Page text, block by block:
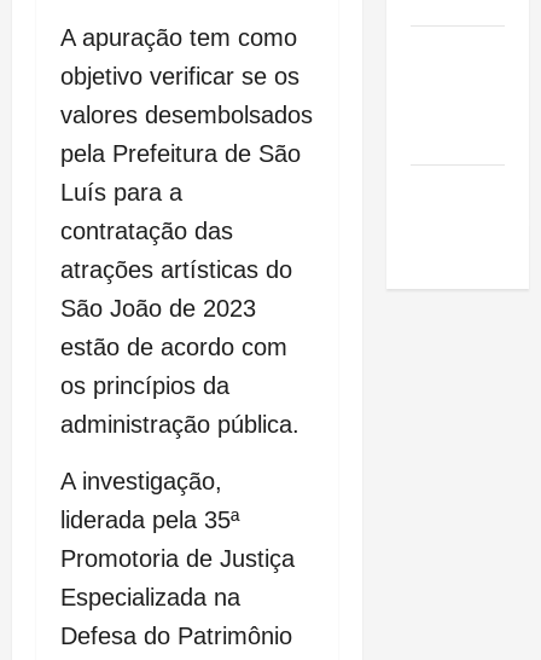
A apuração tem como
objetivo verificar se os
valores desembolsados
pela Prefeitura de São
Luís para a
contratação das
atrações artísticas do
São João de 2023
estão de acordo com
os princípios da
administração pública.
A investigação,
liderada pela 35ª
Promotoria de Justiça
Especializada na
Defesa do Patrimônio